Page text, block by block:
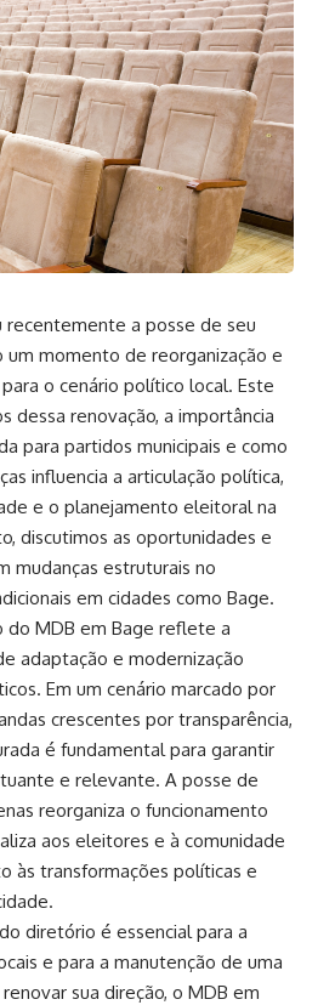
recentemente a posse de seu
um momento de reorganização e
o cenário político local. Este
dessa renovação, a importância
para partidos municipais e como
influencia a articulação política,
e o planejamento eleitoral na
discutimos as oportunidades e
mudanças estruturais no
em cidades como Bage.
MDB em Bage reflete a
adaptação e modernização
Em um cenário marcado por
crescentes por transparência,
é fundamental para garantir
e relevante. A posse de
reorganiza o funcionamento
aos eleitores e à comunidade
às transformações políticas e
diretório é essencial para a
e para a manutenção de uma
sua direção, o MDB em